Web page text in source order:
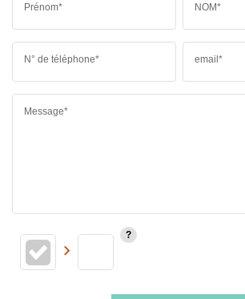
Prénom* NOM*
N° de téléphone* email*
Message*